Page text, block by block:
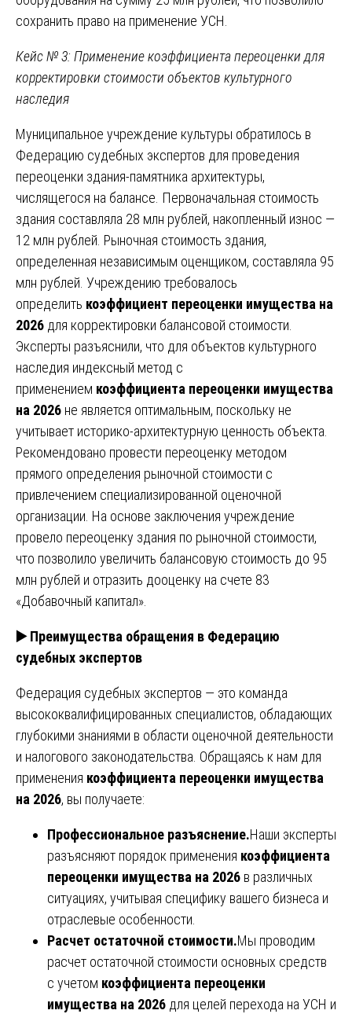
сохранить право на применение УСН.
Кейс № 3: Применение коэффициента переоценки для
корректировки стоимости объектов культурного
наследия
Муниципальное учреждение культуры обратилось в
Федерацию судебных экспертов для проведения
переоценки здания-памятника архитектуры,
числящегося на балансе. Первоначальная стоимость
здания составляла 28 млн рублей, накопленный износ —
12 млн рублей. Рыночная стоимость здания,
определенная независимым оценщиком, составляла 95
млн рублей. Учреждению требовалось
определить коэффициент переоценки имущества на
2026 для корректировки балансовой стоимости.
Эксперты разъяснили, что для объектов культурного
наследия индексный метод с
применением коэффициента переоценки имущества
на 2026 не является оптимальным, поскольку не
учитывает историко-архитектурную ценность объекта.
Рекомендовано провести переоценку методом
прямого определения рыночной стоимости с
привлечением специализированной оценочной
организации. На основе заключения учреждение
провело переоценку здания по рыночной стоимости,
что позволило увеличить балансовую стоимость до 95
млн рублей и отразить дооценку на счете 83
«Добавочный капитал».
▶️Преимущества обращения в Федерацию
судебных экспертов
Федерация судебных экспертов — это команда
высококвалифицированных специалистов, обладающих
глубокими знаниями в области оценочной деятельности
и налогового законодательства. Обращаясь к нам для
применения коэффициента переоценки имущества
на 2026, вы получаете:
Профессиональное разъяснение.Наши эксперты
разъясняют порядок применения коэффициента
переоценки имущества на 2026 в различных
ситуациях, учитывая специфику вашего бизнеса и
отраслевые особенности.
Расчет остаточной стоимости.Мы проводим
расчет остаточной стоимости основных средств
с учетом коэффициента переоценки
имущества на 2026 для целей перехода на УСН и